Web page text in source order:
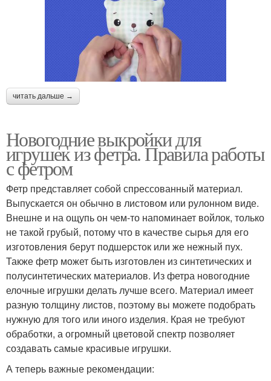
читать дальше →
Новогодние выкройки для
игрушек из фетра. Правила работы
с фетром
Фетр представляет собой спрессованный материал.
Выпускается он обычно в листовом или рулонном виде.
Внешне и на ощупь он чем-то напоминает войлок, только
не такой грубый, потому что в качестве сырья для его
изготовления берут подшерсток или же нежный пух.
Также фетр может быть изготовлен из синтетических и
полусинтетических материалов. Из фетра новогодние
елочные игрушки делать лучше всего. Материал имеет
разную толщину листов, поэтому вы можете подобрать
нужную для того или иного изделия. Края не требуют
обработки, а огромный цветовой спектр позволяет
создавать самые красивые игрушки.
А теперь важные рекомендации: